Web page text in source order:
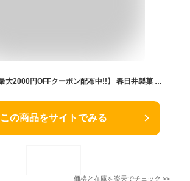
【マラソン限定!!最大2000円OFFクーポン配布中!!】 春日井製菓 みんなで食べよう ぶどう糖たっぷりラムネ 550g × 2袋
この商品をサイトでみる
価格と在庫を楽天でチェック >>